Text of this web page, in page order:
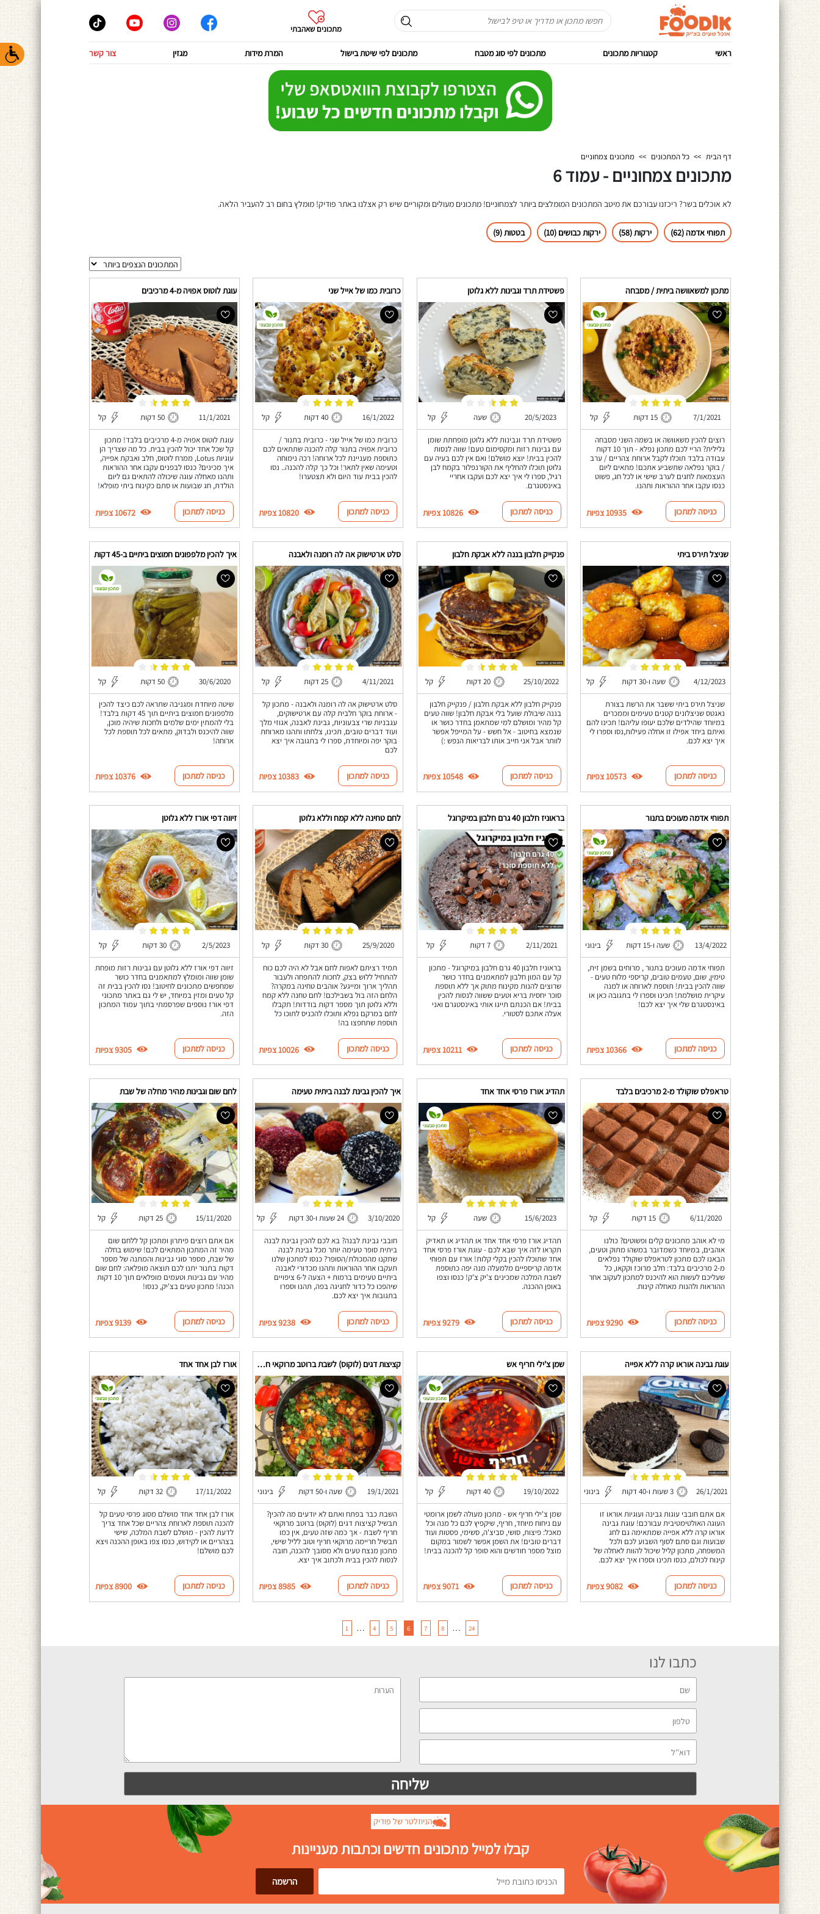
מתכונים שאהבתי
ראשי קטגוריות מתכונים מתכונים לפי סוג מטבח מתכונים לפי שיטת בישול המרת מידות מגזין צור קשר
דף הבית >> כל המתכונים >> מתכונים צמחוניים
מתכונים צמחוניים - עמוד 6
לא אוכלים בשר? ריכזנו עבורכם את מיטב המתכונים המומלצים ביותר לצמחוניים! מתכונים מעולים ומקוריים שיש רק אצלנו באתר פודיק! מומלץ בחום רב להעביר הלאה.
תפוחי אדמה (62) ירקות (58) ירקות כבושים (10) בטטות (9)
מתכון למשאוושה ביתית / מסבחה
7/1/2021 15 דקות קל
רוצים להכין משאוושה או בשמה השני מסבחה
גלילית? הריי לכם מתכון נפלא - תוך 10 דקות
עבודה בלבד תוכלו לקבל ארוחת צהריים / ערב
/ בוקר נפלאה שתשביע אתכם! מתאים ליום
העצמאות לחגים לערב שישי או לכל חג, פשוט
כנסו עקבו אחר ההוראות ותהנו.
מתכון טבעוני
כניסה למתכון 10935 צפיות
פשטידת תרד וגבינות ללא גלוטן
20/5/2023 שעה קל
פשטידת תרד וגבינות ללא גלוטן מופחתת שומן
עם גבינות רזות ומקסימום טעם! שווה לנסות
להכין בבית! יוצא מושלם! ואם אין לכם בעיה עם
גלוטן תוכלו להחליף את הקורנפלור בקמח לבן
רגיל, ספרו לי איך יצא לכם ועקבו אחריי
באינסטגרם.
כניסה למתכון 10826 צפיות
כרובית כמו של אייל שני
16/1/2022 40 דקות קל
כרובית כמו של אייל שני - כרובית בתנור /
כרובית אפויה בתנור קלה להכנה שתתאים לכם
כתוספת מעניינת לכל ארוחה! רכה נימוחה
וטעימה שאין לתאר! וכל כך קלה להכנה.. נסו
להכין בבית עוד היום ולא תצטערו!
מתכון טבעוני
כניסה למתכון 10820 צפיות
עוגת לוטוס אפויה מ-4 מרכיבים
11/1/2021 50 דקות קל
עוגת לוטוס אפויה מ-4 מרכיבים בלבד! מתכון
קל שכל אחד יכול להכין בבית. כל מה שצריך הן
עוגיות Lotus, ממרח לוטוס, חלב ואבקת אפייה,
איך מכינים? כנסו לבפנים עקבו אחר ההוראות
ותהנו מאחלה עוגה שיכולה להתאים גם ליום
הולדת, חג שבועות או סתם כקינוח ביתי מופלא!
כניסה למתכון 10672 צפיות
שניצל תירס ביתי
4/12/2023 שעה ו-30 דקות קל
שניצל תירס ביתי ששבר את הרשת בצורת
נאגטס שניצלונים קטנים טעימים וממכרים
במיוחד שהילדים שלכם יעופו עליהם! תכינו להם
ואיתם ביחד אפילו זו אחלה פעילות,נסו וספרו לי
איך יצא לכם.
כניסה למתכון 10573 צפיות
פנקייק חלבון בננה ללא אבקת חלבון
25/10/2022 20 דקות קל
פנקייק חלבון ללא אבקת חלבון / פנקייק חלבון
בננה שיבולת שועל בלי אבקת חלבון! שווה טעים
קל מהיר ומושלם למי שמתאמן בחדר כושר או
שנמצא בחיטוב - אל חשש - על המייפל אפשר
לוותר אבל אני חייב אותו לבריאות הנפש :)
כניסה למתכון 10548 צפיות
סלט ארטישוק אה לה רומנה ולאבנה
4/11/2021 25 דקות קל
סלט ארטישוק אה לה רומנה ולאבנה - מתכון קל
- ארוחת בוקר חלבית קלה עם ארטישוקים,
עגבניות שרי צבעוניות, גבינת לאבנה, אגוזי מלך
ועוד דברים טובים, תכינו, צלחתו ותהנו מארוחת
בוקר יפה ומיוחדת, ספרו לי בתגובה איך יצא
לכם
כניסה למתכון 10383 צפיות
איך להכין מלפפונים חמוצים ביתיים ב-45 דקות
30/6/2020 50 דקות קל
שיטה מיוחדת ומגניבה שתראה לכם כיצד להכין
מלפפונים חמוצים ביתיים תוך 45 דקות בלבד!
בלי להמתין ימים שלמים ולחכות שיהיה מוכן,
שווה להיכנס ולבדוק, מתאים לכל תוספת לכל
ארוחה!
מתכון טבעוני
כניסה למתכון 10376 צפיות
תפוחי אדמה מעוכים בתנור
13/4/2022 שעה ו-15 דקות בינוני
תפוחי אדמה מעוכים בתנור , מרוחים בשמן זית,
טימין, שום, טעמים טובים, קריספי מלוח טעים -
שווה להכין בבית! תוספת לארוחה או למנה
עיקרית מושלמת! תכינו וספרו לי בתגובה כאן או
באינסטגרם שלי איך יצא לכם!
מתכון טבעוני
כניסה למתכון 10366 צפיות
בראוניז חלבון 40 גרם חלבון במיקרוגל
2/11/2021 7 דקות קל
בראוניז חלבון 40 גרם חלבון במיקרוגל - מתכון
קל עם המון חלבון למתאמנים בחדר כושר
שרוצים להנות מקינוח מתוק אך ללא תוספת
סוכר יחסית בריא וטעים ששווה לנסות להכין
בבית! אם הכנתם תייגו אותי באינסטגרם ואני
אעלה אתכם לסטורי.
כניסה למתכון 10211 צפיות
לחם טחינה ללא קמח וללא גלוטן
25/9/2020 30 דקות קל
תמיד רציתם לאפות לחם אבל לא היה לכם כוח
להתחיל ללוש בצק, לחכות להתפחה ולעבור
תהליך ארוך ומייגע? אוהבים טחינה במקרה?
הלחם הזה בול בשבילכם! לחם טחנה ללא קמח
וללא גלוטן תוך מספר דקות בודדות! תקבלו
לחם במרקם נפלא ותוכלו להכניס לתוכו כל
תוספת שתחפצו בה!
כניסה למתכון 10026 צפיות
זיווה דפי אורז ללא גלוטן
2/5/2023 30 דקות קל
זיווה דפי אורז ללא גלוטן עם גבינות רזות מופחת
שומן שווה ומומלץ למתאמנים בחדר כושר
שמחפשים מתכונים לחיטוב! נסו להכין בבית זה
קל טעים ומזין במיוחד, יש לי גם באתר מתכוני
דפי אורז נוספים שפרסמתי בתוך עמוד המתכון
הזה.
כניסה למתכון 9305 צפיות
טראפלס שוקולד מ-2 מרכיבים בלבד
6/11/2020 15 דקות קל
מי לא אוהב מתכונים קלים ופשוטים? כולנו
אוהבים, במיוחד כשמדובר במשהו מתוק וטעים,
הבאנו לכם מתכון לטראפלס שוקולד נפלאים
מ-2 מרכיבים בלבד: חלב מרוכז וקקאו, כל
שעליכם לעשות הוא להיכנס למתכון לעקוב אחר
ההוראות ולהנות מאחלה קינוח.
כניסה למתכון 9290 צפיות
תהדיג אורז פרסי אחד אחד
15/6/2023 שעה קל
תהדיג אורז פרסי אחד אחד או תהדיג או תאדיק
תקראו לזה איך שבא לכם - עוגת אורז פרסי אחד
אחד שתוכלו להכין בקלי קלות! אורז עם תפוחי
אדמה קריספיים מלמעלה מנה יפה כתוספת
לשבת המלכה שמכינים צ'יק צ'ק! כנסו וצפו
באופן ההכנה.
מתכון טבעוני
כניסה למתכון 9279 צפיות
איך להכין גבינת לבנה ביתית טעימה
3/10/2020 24 שעות ו-30 דקות קל
חובבי גבינת לבנה? בא לכם להכין גבינת לבנה
ביתית סופר טעימה יותר מכל גבינת לבנה
שתקנו מהמכולת/הסופר? כנסו למתכון שלנו
תעקבו אחר ההוראות ותהנו מכדורי לאבנה
ביתיים טעימים ברמות + הצעה ל-6 ציפויים
שיהפכו כל כדור לחגיגה בפה, תהנו וספרו
בתגובות איך יצא לכם.
כניסה למתכון 9238 צפיות
לחם שום וגבינות מהיר מחלה של שבת
15/11/2020 25 דקות קל
אם אתם רוצים פיתרון ומתכון קל ללחם שום
מהיר זה המתכון המתאים לכם! שימוש בחלה
של שבת, מספר סוגי גבינות והמתנה של מספר
דקות בתנור יתנו לכם תוצאה מופלאה: לחם שום
מהיר עם גבינות וטעמים מופלאים תוך 10 דקות
הכנה! מתכון טעים בצ'יק, כנסו!
כניסה למתכון 9139 צפיות
עוגת גבינה אוראו קרה ללא אפייה
26/1/2021 3 שעות ו-40 דקות בינוני
אם אתם חובבי עוגות גבינה ועוגיות אוראו זו
העוגה האולטימטיבית עבורכם! עוגת גבינה
אוראו קרה ללא אפייה שמתאימה גם לחג
שבועות וגם סתם לסוף השבוע לכם ולכל
המשפחה, מתכון קליל שיכול להוות לאחלה של
קינוח לכולם, כנסו תכינו וספרו איך יצא לכם.
כניסה למתכון 9082 צפיות
שמן צ'ילי חריף אש
19/10/2022 40 דקות קל
שמן צ'ילי חריף אש - מתכון מעולה לשמן ארומטי
עם ניחוח מיוחד, חריף, שיקפיץ לכם כל מנה וכל
מאכל: פיצות, סושי, סביצ'ה, סשימי, פסטות ועוד
דברים טובים! את השמן אפשר לשמור במקום
מוצל מספר חודשים והוא סופר קל להכנה בבית!
מתכון טבעוני
כניסה למתכון 9071 צפיות
קציצות דגים (לוקוס) לשבת ברוטב מרוקאי חריף
19/1/2021 שעה ו-50 דקות בינוני
השבת כבר בפתח ואתם לא יודעים מה להכין?
תבשיל קציצות דגים (לוקוס) ברוטב מרוקאי
חריף לשבת - אך כמה שזה טעים, אין כמו
תבשיל חריימה מרוקאי חריף וטוב לליל שישי,
מתכון מנצח טעים ולא מסובך להכנה, חובה
לנסות להכין בבית ולכתוב איך יצא.
כניסה למתכון 8985 צפיות
אורז לבן אחד אחד
17/11/2022 32 דקות קל
אורז לבן אחד אחד מושלם מסוג פרסי טעים קל
להכנה תוספת לארוחת צהריים שכל אחד צריך
לדעת להכין - מושלם לשבת המלכה, שישי
בצהריים או לקידוש, כנסו צפו באופן ההכנה ויצא
לכם מושלם!
מתכון טבעוני
כניסה למתכון 8900 צפיות
1 … 4 5 6 7 8 … 24
כתבו לנו
הניוזלטר של פודיק
קבלו למייל מתכונים חדשים וכתבות מעניינות